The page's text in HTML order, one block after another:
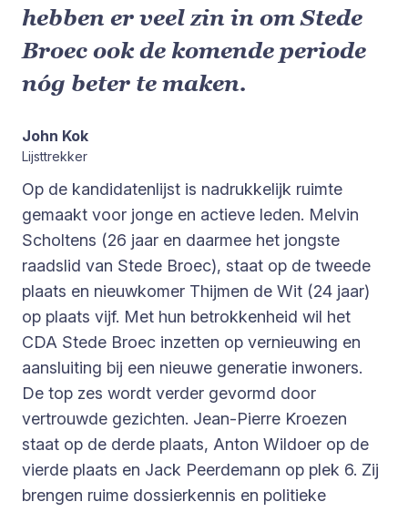
hebben er veel zin in om Stede
Broec ook de komende periode
nóg beter te maken.
John Kok
Lijsttrekker
Op de kandidatenlijst is nadrukkelijk ruimte
gemaakt voor jonge en actieve leden. Melvin
Scholtens (26 jaar en daarmee het jongste
raadslid van Stede Broec), staat op de tweede
plaats en nieuwkomer Thijmen de Wit (24 jaar)
op plaats vijf. Met hun betrokkenheid wil het
CDA Stede Broec inzetten op vernieuwing en
aansluiting bij een nieuwe generatie inwoners.
De top zes wordt verder gevormd door
vertrouwde gezichten. Jean-Pierre Kroezen
staat op de derde plaats, Anton Wildoer op de
vierde plaats en Jack Peerdemann op plek 6. Zij
brengen ruime dossierkennis en politieke